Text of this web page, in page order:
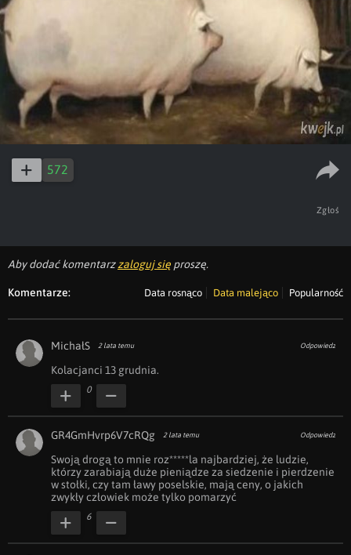
572
Zgłoś
Aby dodać komentarzzaloguj się proszę.
Komentarze: Data rosnąco Data malejąco Popularność
MichałS 2 lata temu Odpowiedz
Kolacjanci 13 grudnia.
0
GR4GmHvrp6V7cRQg 2 lata temu Odpowiedz
Swoją drogą to mnie roz*****la najbardziej, że ludzie,
którzy zarabiają duże pieniądze za siedzenie i pierdzenie
w stołki, czy tam ławy poselskie, mają ceny, o jakich
zwykły człowiek może tylko pomarzyć
6